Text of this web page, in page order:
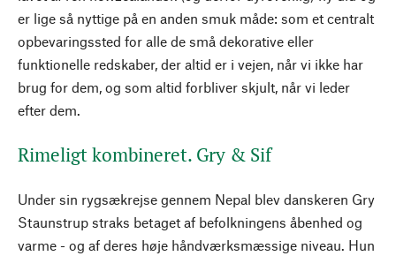
er lige så nyttige på en anden smuk måde: som et centralt
opbevaringssted for alle de små dekorative eller
funktionelle redskaber, der altid er i vejen, når vi ikke har
brug for dem, og som altid forbliver skjult, når vi leder
efter dem.
Rimeligt kombineret. Gry & Sif
Under sin rygsækrejse gennem Nepal blev danskeren Gry
Staunstrup straks betaget af befolkningens åbenhed og
varme - og af deres høje håndværksmæssige niveau. Hun